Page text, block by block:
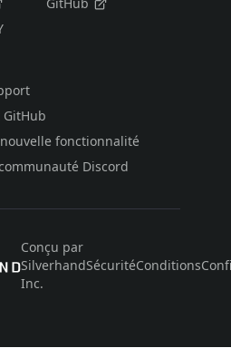
fonctionnalité
Discord
Conçu par
Silverhand
Inc.
SécuritéConditions